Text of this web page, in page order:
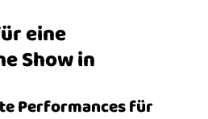
eine
Show in
Performances für